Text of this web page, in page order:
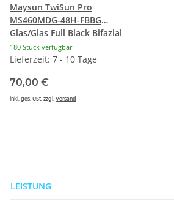
Maysun TwiSun Pro
MS460MDG-48H-FBBG
Glas/Glas Full Black Bifazial
180 Stück verfügbar
Lieferzeit: 7 - 10 Tage
70,00 €
inkl. ges. USt. zzgl. Versand
LEISTUNG